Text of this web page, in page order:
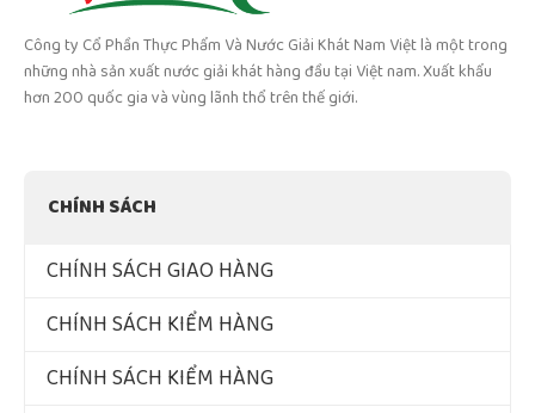
Công ty Cổ Phần Thực Phẩm Và Nước Giải Khát Nam Việt là một trong
những nhà sản xuất nước giải khát hàng đầu tại Việt nam. Xuất khẩu
hơn 200 quốc gia và vùng lãnh thổ trên thế giới.
CHÍNH SÁCH
CHÍNH SÁCH GIAO HÀNG
CHÍNH SÁCH KIỂM HÀNG
CHÍNH SÁCH KIỂM HÀNG